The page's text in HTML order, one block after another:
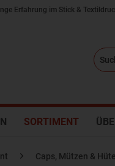
Erfahrung im Stick &
SORTIMENT
Caps, Mützen & Hüte